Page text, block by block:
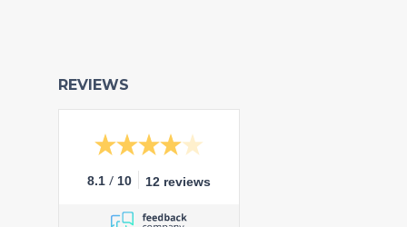
REVIEWS
8.1 / 10 12 reviews